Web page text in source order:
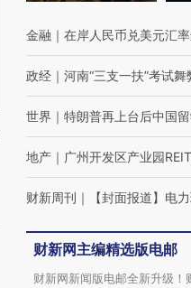
金融 ｜ 在岸人民币兑美元汇
政经 ｜ 河南“三支一扶”考试
世界 ｜ 特朗普再上台后中国
地产 ｜ 广州开发区产业园
财新周刊 ｜ 【封面报道】电
财新网主编精选版电邮
财新网新闻版电邮全新升级！